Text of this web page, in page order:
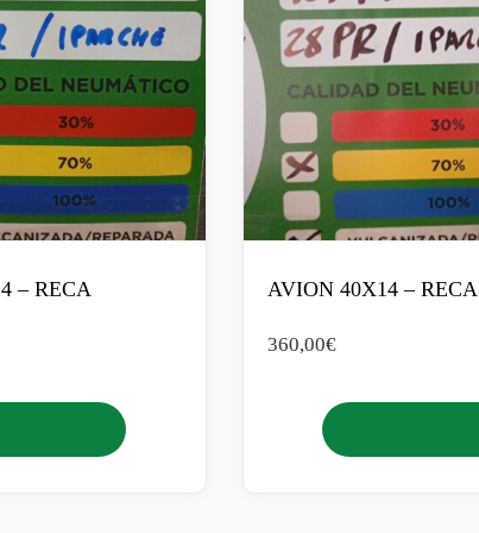
– RECA AVION 40X14 – RECA
360,00€